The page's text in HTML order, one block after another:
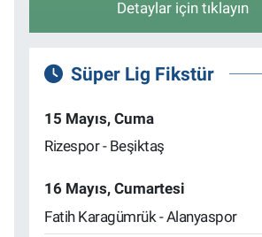
Detaylar için tıklayın
Süper Lig Fikstür
15 Mayıs, Cuma
Rizespor - Beşiktaş
16 Mayıs, Cumartesi
Fatih Karagümrük - Alanyaspor